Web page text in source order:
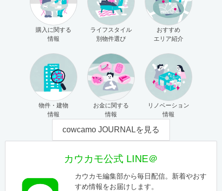
購入に関する
情報
ライフスタイル
別物件選び
おすすめ
エリア紹介
物件・建物
情報
お金に関する
情報
リノベーション
情報
cowcamo JOURNALを見る
カウカモ公式 LINE＠
カウカモ編集部から毎日配信。新着やおす
すめ情報をお届けします。